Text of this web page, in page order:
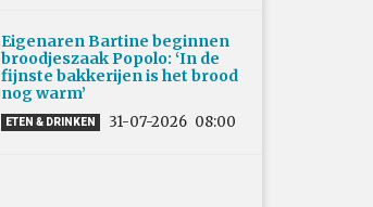
Eigenaren Bartine beginnen
broodjeszaak Popolo: ‘In de
fijnste bakkerijen is het brood
nog warm’
ETEN & DRINKEN 31-07-2026 08:00